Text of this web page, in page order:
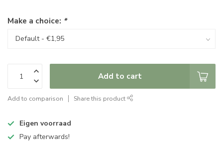
Make a choice: *
Add to cart
Add to comparison Share this product
Eigen voorraad
Pay afterwards!